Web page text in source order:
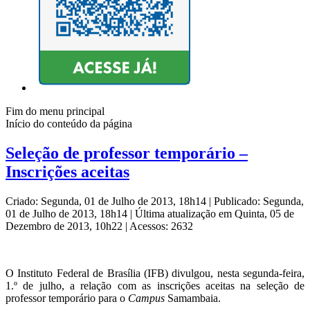
Fim do menu principal
Início do conteúdo da página
Seleção de professor temporário –
Inscrições aceitas
Criado: Segunda, 01 de Julho de 2013, 18h14 | Publicado: Segunda,
01 de Julho de 2013, 18h14 | Última atualização em Quinta, 05 de
Dezembro de 2013, 10h22 | Acessos: 2632
O Instituto Federal de Brasília (IFB) divulgou, nesta segunda-feira,
1.º de julho, a relação com as inscrições aceitas na seleção de
professor temporário para o Campus Samambaia.